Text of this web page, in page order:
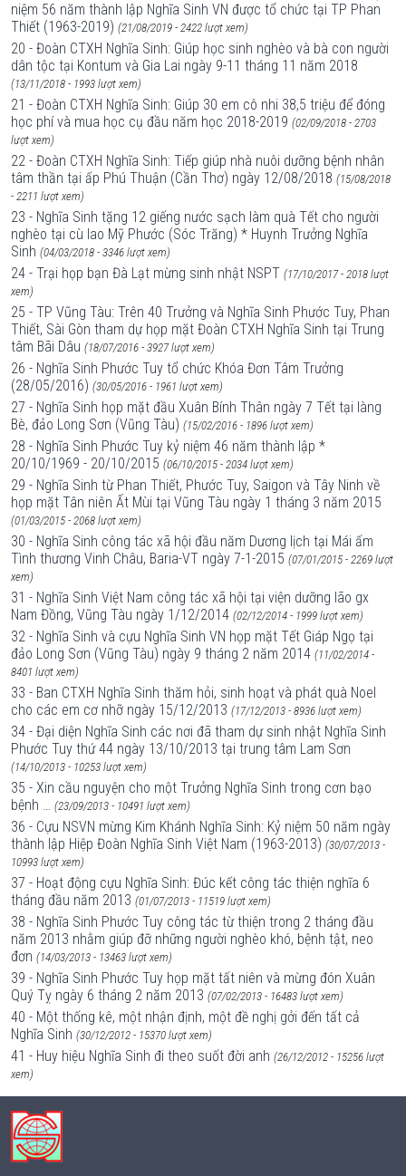
niệm 56 năm thành lập Nghĩa Sinh VN được tổ chức tại TP Phan
Thiết (1963-2019) (21/08/2019 - 2422 lượt xem)
20 - Đoàn CTXH Nghĩa Sinh: Giúp học sinh nghèo và bà con người
dân tộc tại Kontum và Gia Lai ngày 9-11 tháng 11 năm 2018
(13/11/2018 - 1993 lượt xem)
21 - Đoàn CTXH Nghĩa Sinh: Giúp 30 em cô nhi 38,5 triệu để đóng
học phí và mua học cụ đầu năm học 2018-2019 (02/09/2018 - 2703
lượt xem)
22 - Đoàn CTXH Nghĩa Sinh: Tiếp giúp nhà nuôi dưỡng bệnh nhân
tâm thần tại ấp Phú Thuận (Cần Thơ) ngày 12/08/2018 (15/08/2018
- 2211 lượt xem)
23 - Nghĩa Sinh tặng 12 giếng nước sạch làm quà Tết cho người
nghèo tại cù lao Mỹ Phước (Sóc Trăng) * Huynh Trưởng Nghĩa
Sinh (04/03/2018 - 3346 lượt xem)
24 - Trại họp bạn Đà Lạt mừng sinh nhật NSPT (17/10/2017 - 2018 lượt
xem)
25 - TP Vũng Tàu: Trên 40 Trưởng và Nghĩa Sinh Phước Tuy, Phan
Thiết, Sài Gòn tham dự họp mặt Đoàn CTXH Nghĩa Sinh tại Trung
tâm Bãi Dâu (18/07/2016 - 3927 lượt xem)
26 - Nghĩa Sinh Phước Tuy tổ chức Khóa Đơn Tâm Trưởng
(28/05/2016) (30/05/2016 - 1961 lượt xem)
27 - Nghĩa Sinh họp mặt đầu Xuân Bính Thân ngày 7 Tết tại làng
Bè, đảo Long Sơn (Vũng Tàu) (15/02/2016 - 1896 lượt xem)
28 - Nghĩa Sinh Phước Tuy kỷ niệm 46 năm thành lập *
20/10/1969 - 20/10/2015 (06/10/2015 - 2034 lượt xem)
29 - Nghĩa Sinh từ Phan Thiết, Phước Tuy, Saigon và Tây Ninh về
họp mặt Tân niên Ất Mùi tại Vũng Tàu ngày 1 tháng 3 năm 2015
(01/03/2015 - 2068 lượt xem)
30 - Nghĩa Sinh công tác xã hội đầu năm Dương lịch tại Mái ấm
Tình thương Vinh Châu, Baria-VT ngày 7-1-2015 (07/01/2015 - 2269 lượt
xem)
31 - Nghĩa Sinh Việt Nam công tác xã hội tại viện dưỡng lão gx
Nam Đồng, Vũng Tàu ngày 1/12/2014 (02/12/2014 - 1999 lượt xem)
32 - Nghĩa Sinh và cựu Nghĩa Sinh VN họp mặt Tết Giáp Ngọ tại
đảo Long Sơn (Vũng Tàu) ngày 9 tháng 2 năm 2014 (11/02/2014 -
8401 lượt xem)
33 - Ban CTXH Nghĩa Sinh thăm hỏi, sinh hoạt và phát quà Noel
cho các em cơ nhỡ ngày 15/12/2013 (17/12/2013 - 8936 lượt xem)
34 - Đại diện Nghĩa Sinh các nơi đã tham dự sinh nhật Nghĩa Sinh
Phước Tuy thứ 44 ngày 13/10/2013 tại trung tâm Lam Sơn
(14/10/2013 - 10253 lượt xem)
35 - Xin cầu nguyện cho một Trưởng Nghĩa Sinh trong cơn bạo
bệnh … (23/09/2013 - 10491 lượt xem)
36 - Cựu NSVN mừng Kim Khánh Nghĩa Sinh: Kỷ niệm 50 năm ngày
thành lập Hiệp Đoàn Nghĩa Sinh Việt Nam (1963-2013) (30/07/2013 -
10993 lượt xem)
37 - Hoạt động cựu Nghĩa Sinh: Đúc kết công tác thiện nghĩa 6
tháng đầu năm 2013 (01/07/2013 - 11519 lượt xem)
38 - Nghĩa Sinh Phước Tuy công tác từ thiện trong 2 tháng đầu
năm 2013 nhằm giúp đỡ những người nghèo khó, bệnh tật, neo
đơn (14/03/2013 - 13463 lượt xem)
39 - Nghĩa Sinh Phước Tuy họp mặt tất niên và mừng đón Xuân
Quý Tỵ ngày 6 tháng 2 năm 2013 (07/02/2013 - 16483 lượt xem)
40 - Một thống kê, một nhận định, một đề nghị gởi đến tất cả
Nghĩa Sinh (30/12/2012 - 15370 lượt xem)
41 - Huy hiệu Nghĩa Sinh đi theo suốt đời anh (26/12/2012 - 15256 lượt
xem)